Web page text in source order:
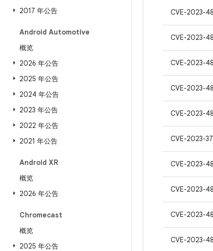
2017 年公告
Android Automotive
概览
2026 年公告
2025 年公告
2024 年公告
2023 年公告
2022 年公告
2021 年公告
Android XR
概览
2026 年公告
Chromecast
概览
2025 年公告
CVE-2023-
CVE-2023-
CVE-2023-
CVE-2023-
CVE-2023-
CVE-2023-
CVE-2023-
CVE-2023-
CVE-2023-
CVE-2023-